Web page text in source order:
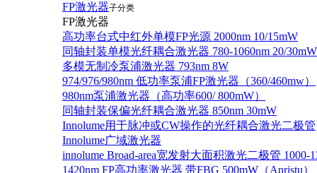
FP激光器子分类
FP激光器
高功率台式中红外单模FP光源 2000nm 10/15mW
同轴封装单模光纤耦合激光器 780-1060nm 20/30mW
多模无制冷泵浦激光器 793nm 8W
974/976/980nm 低功率泵浦FP激光器（360/460mw）
980nm泵浦激光器（高功率600/ 800mW）
同轴封装保偏光纤耦合激光器 850nm 30mW
Innolume用于脉冲或CW操作的光纤耦合激光二极管
Innolume广域激光器
innolume Broad-area宽发射大面积激光二极管 1000-
1420nm FP高功率激光器 带FBG 500mW（Anristu）